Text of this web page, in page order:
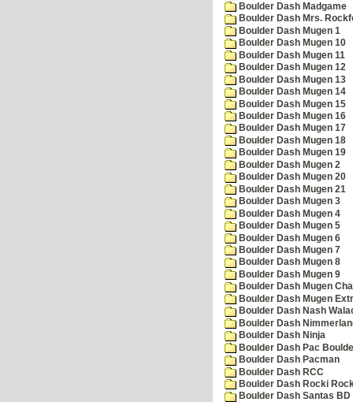
Boulder Dash Madgame
Boulder Dash Mrs.
Boulder Dash Mugen 1
Boulder Dash Mugen 10
Boulder Dash Mugen 11
Boulder Dash Mugen 12
Boulder Dash Mugen 13
Boulder Dash Mugen 14
Boulder Dash Mugen 15
Boulder Dash Mugen 16
Boulder Dash Mugen 17
Boulder Dash Mugen 18
Boulder Dash Mugen 19
Boulder Dash Mugen 2
Boulder Dash Mugen 20
Boulder Dash Mugen 21
Boulder Dash Mugen 3
Boulder Dash Mugen 4
Boulder Dash Mugen 5
Boulder Dash Mugen 6
Boulder Dash Mugen 7
Boulder Dash Mugen 8
Boulder Dash Mugen 9
Boulder Dash Mugen
Boulder Dash Mugen
Boulder Dash Nash
Boulder Dash
Boulder Dash Ninja
Boulder Dash Pac
Boulder Dash Pacman
Boulder Dash RCC
Boulder Dash Rocki
Boulder Dash Santas